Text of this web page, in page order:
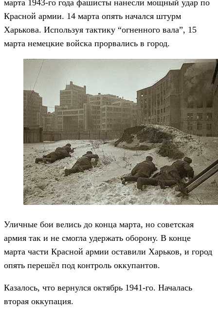
марта 1943-го года фашисты нанесли мощный удар по
Красной армии. 14 марта опять начался штурм
Харькова. Используя тактику “огненного вала”, 15
марта немецкие войска прорвались в город.
Уличные бои велись до конца марта, но советская
армия так и не смогла удержать оборону. В конце
марта части Красной армии оставили Харьков, и город
опять перешёл под контроль оккупантов.
Казалось, что вернулся октябрь 1941-го. Началась
вторая оккупация.